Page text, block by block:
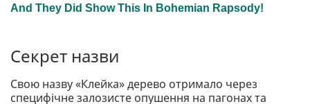
Секрет назви
Свою назву «Клейка» дерево отримало через
специфічне залозисте опушення на пагонах та